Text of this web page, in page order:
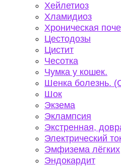
Хейлетиоз
Хламидиоз
Хроническая
Цестодозы
Цистит
Чесотка
Чумка у кошек.
Шенка болезнь.
Шок
Экзема
Эклампсия
Экстренная,
Электрический
Эмфизема лёгких
Эндокардит